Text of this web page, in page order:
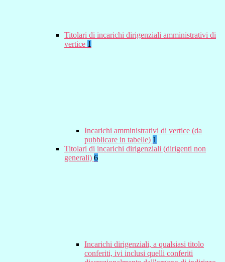
Titolari di incarichi dirigenziali amministrativi di
vertice 1
Incarichi amministrativi di vertice (da
pubblicare in tabelle) 1
Titolari di incarichi dirigenziali (dirigenti non
generali) 6
Incarichi dirigenziali, a qualsiasi titolo
conferiti, ivi inclusi quelli conferiti